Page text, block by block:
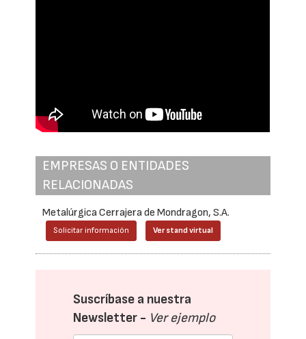
EMPRESAS O ENTIDADES
RELACIONADAS
Metalúrgica Cerrajera de Mondragon, S.A.
Solicitar información Ver stand virtual
Suscríbase a nuestra
Newsletter - Ver ejemplo